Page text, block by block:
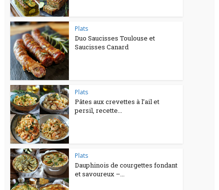
Plats
Duo Saucisses Toulouse et
Saucisses Canard
Plats
Pâtes aux crevettes à l’ail et
persil, recette...
Plats
Dauphinois de courgettes fondant
et savoureux –...